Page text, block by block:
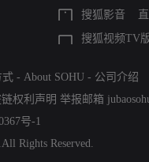
搜狐影音
搜狐视频TV
式 - About SOHU - 公司介绍
权利声明 举报邮箱
号-1
Rights Reserved.